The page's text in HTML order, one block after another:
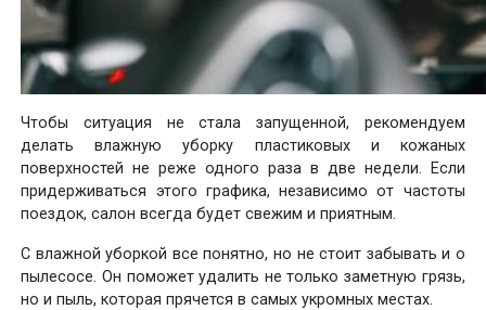
Чтобы ситуация не стала запущенной, рекомендуем
делать влажную уборку пластиковых и кожаных
поверхностей не реже одного раза в две недели. Если
придерживаться этого графика, независимо от частоты
поездок, салон всегда будет свежим и приятным.
С влажной уборкой все понятно, но не стоит забывать и о
пылесосе. Он поможет удалить не только заметную грязь,
но и пыль, которая прячется в самых укромных местах.